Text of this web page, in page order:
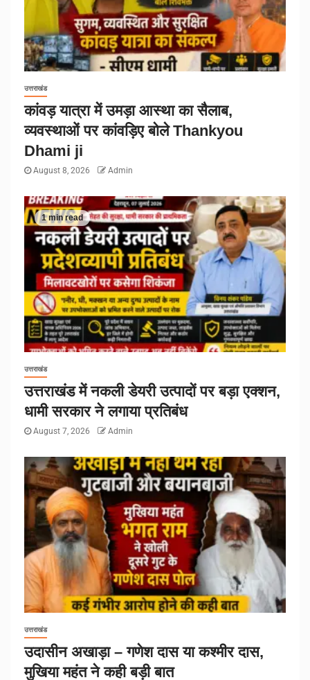
उत्तराखंड
कांवड़ यात्रा में उमड़ा आस्था का सैलाब,
व्यवस्थाओं पर कांवड़िए बोले Thankyou
Dhami ji
August 8, 2026 Admin
1 min read
उत्तराखंड
उत्तराखंड में नकली डेयरी उत्पादों पर बड़ा एक्शन,
धामी सरकार ने लगाया प्रतिबंध
August 7, 2026 Admin
उत्तराखंड
उदासीन अखाड़ा – गणेश दास या कश्मीर दास,
मुखिया महंत ने कही बड़ी बात